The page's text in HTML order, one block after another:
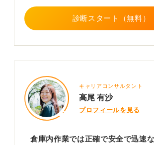
0
診断スタート（無料）
キャリアコンサルタント
高尾 有沙
プロフィールを見る
倉庫内作業では正確で安全で迅速